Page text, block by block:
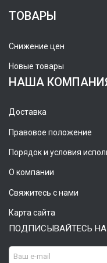
ТОВАРЫ
Снижение цен
Новые товары
НАША
Доставка
Правовое положение
Порядок и условия
О компании
Свяжитесь с нами
Карта сайта
ПОДПИСЫВАЙТЕСЬ